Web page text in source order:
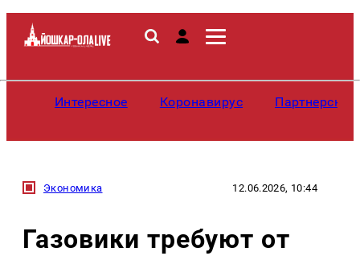
Интересное Коронавирус
Экономика 12.06.2026, 10:44
Газовики требуют от